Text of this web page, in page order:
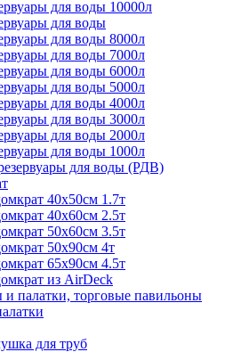
для воды 10000л
для воды
для воды 8000л
для воды 7000л
для воды 6000л
для воды 5000л
для воды 4000л
для воды 3000л
для воды 2000л
для воды 1000л
для воды (РДВ)
40х50см 1.7т
40х60см 2.5т
50х60см 3.5т
50х90см 4т
65х90см 4.5т
из AirDeck
палатки, торговые павильоны
для труб